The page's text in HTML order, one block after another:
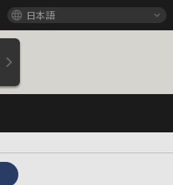
日本語